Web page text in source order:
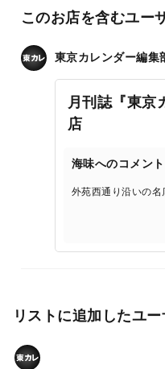
このお店を含むユー
東京カレンダー編集
月刊誌『東京
店
海味へのコメント
外苑西通り沿いの名
リストに追加したユー